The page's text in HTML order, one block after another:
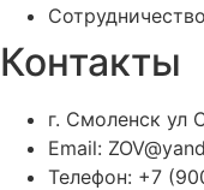
Сотрудничество
Контакты
г. Смоленск ул
Email:
Телефон: +7